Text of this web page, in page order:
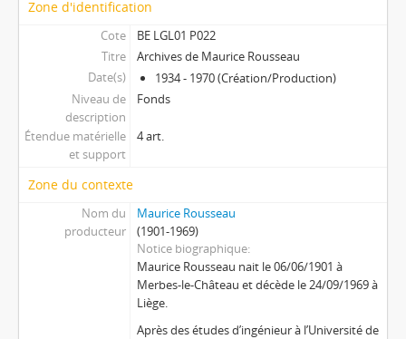
Zone d'identification
Cote
BE LGL01 P022
Titre
Archives de Maurice Rousseau
Date(s)
1934 - 1970 (Création/Production)
Niveau de
description
Fonds
Étendue matérielle
et support
4 art.
Zone du contexte
Nom du
producteur
Maurice Rousseau
(1901-1969)
Notice biographique
Maurice Rousseau nait le 06/06/1901 à
Merbes-le-Château et décède le 24/09/1969 à
Liège.
Après des études d’ingénieur à l’Université de